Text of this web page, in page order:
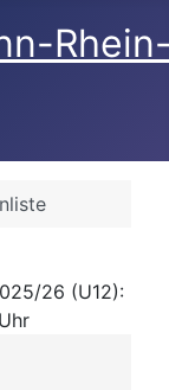
26 (U12):